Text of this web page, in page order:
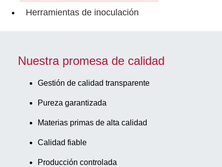
Herramientas de inoculación
Nuestra promesa de calidad
Gestión de calidad transparente
Pureza garantizada
Materias primas de alta calidad
Calidad fiable
Producción controlada